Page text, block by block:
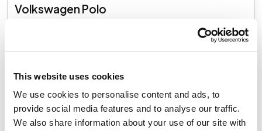
This website uses cookies
We use cookies to personalise content and ads, to
provide social media features and to analyse our traffic.
We also share information about your use of our site with
Volkswagen Polo
Usato
€ 13.700 IVA inclusa
Cambio